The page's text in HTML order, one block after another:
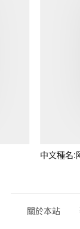
中文種名:
關於本站